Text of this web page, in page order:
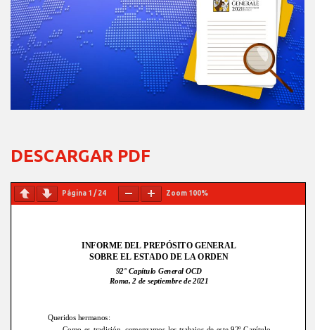
DESCARGAR PDF
Página 1 /24 Zoom 100%